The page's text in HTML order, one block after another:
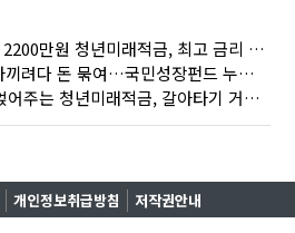
3년 뒤 2200만원 청년미래적금, 최고 금리 받으려면?
세금 아끼려다 돈 묶여…국민성장펀드 누가 가입하면 좋을까
12% 얹어주는 청년미래적금, 갈아타기 거절 될수 있어요
개인정보취급방침 저작권안내